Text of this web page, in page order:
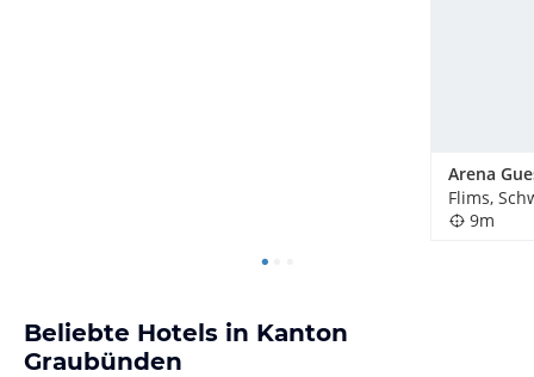
Arena
Flims,
9m
Beliebte Hotels in Kanton
Graubünden